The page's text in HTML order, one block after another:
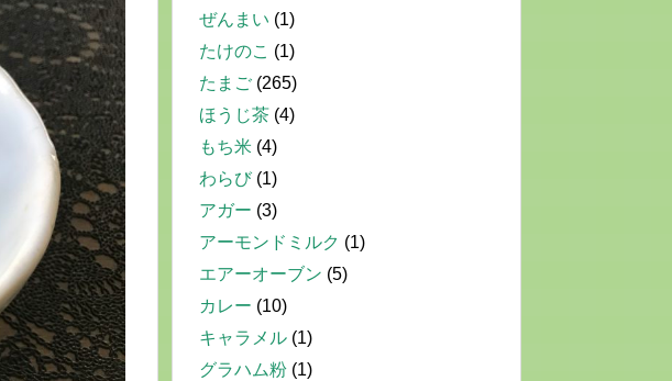
ぜんまい (1)
たけのこ (1)
たまご (265)
ほうじ茶 (4)
もち米 (4)
わらび(1)
アガー (3)
アーモンドミルク (1)
エアーオーブン (5)
カレー (10)
キャラメル (1)
グラハム粉 (1)